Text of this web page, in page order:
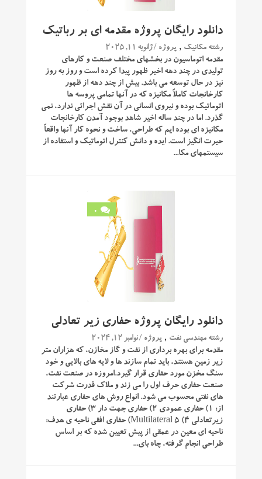
دانلود رایگان پروژه مقدمه ای بر رباتیک
رشته مکانیک , پروژه / ژانویه 11, 2025
مقدمه اتوماسیون در بخشهای مختلف صنعت و کارهای
تولیدی در چند دهه اخیر ظهور پیدا کرده است و روز به روز
نیز در حال توسعه می باشد. بیش از چند دهه از ظهور
کارخانجات کاملاً مکانیزه که در آنها تمامی پروسه ها
اتوماتیک بوده و نیروی انسانی در آن نقش اجرائی ندارد، نمی
گذرد. اما در چند ساله اخیر شاهد بوجود آمدن کارخانجات
مکانیزه ای بوده ایم که طراحی، ساخت و نحوه کار آنها واقعاً
حیرت انگیز است. ایده و دانش کنترل اتوماتیک و استفاده از
سیستمهای مکا...
0
دانلود رایگان پروژه حفاری زیر تعادلی
رشته مهندسی نفت , پروژه / نوامبر 12, 2024
مقدمه برای بهره برداری از نفت و گاز مخازن، که هزاران متر
زیر زمین هستند، باید تمام سازند ها و لایه های بالایی و خود
سنگ مخزن مورد حفاری قرار گیرد.امروزه در صنعت نفت،
صنعت حفاری حرف اول را می زند و ملاک قدرت شرکت
های نفتی محسوب می شود. انواع روش های حفاری عبارتند
از: ۱) حفاری عمودی ۲) حفاری جهت دار ۳) حفاری
زیرتعادلی ۴) Multilateral ۵) حفاری افقی ناحیه ی هدف:
ناحیه ای معین در عمقی از پیش تعیین شده که بر اساس
طراحی انجام گرفته، چاه بای...